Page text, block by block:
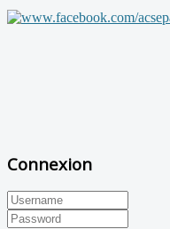
Connexion